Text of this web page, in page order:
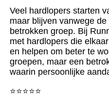
Veel hardlopers starten
maar blijven vanwege
betrokken groep. Bij
met hardlopers die
en helpen om beter te
groepen, maar een
waarin persoonlijke
⭐⭐⭐⭐⭐